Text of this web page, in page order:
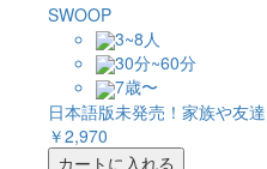
SWOOP
3~8人
30分~60分
7歳〜
日本語版未発売！家族や友
￥2,970
カートに入れる